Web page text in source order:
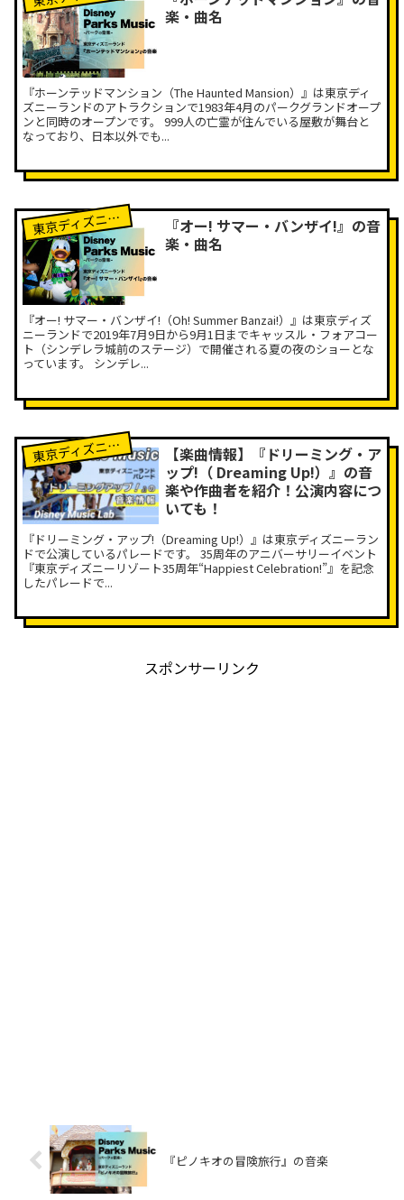
楽・曲名
『ホーンテッドマンション（The Haunted Mansion）』は東京ディ
ズニーランドのアトラクションで1983年4月のパークグランドオープ
ンと同時のオープンです。 999人の亡霊が住んでいる屋敷が舞台と
なっており、日本以外でも...
東京ディズニーランド
『オー! サマー・バンザイ!』の音
楽・曲名
『オー! サマー・バンザイ!（Oh! Summer Banzai!）』は東京ディズ
ニーランドで2019年7月9日から9月1日までキャッスル・フォアコー
ト（シンデレラ城前のステージ）で開催される夏の夜のショーとな
っています。 シンデレ...
東京ディズニーランド
【楽曲情報】『ドリーミング・ア
ップ!（ Dreaming Up!）』の音
楽や作曲者を紹介！公演内容につ
いても！
『ドリーミング・アップ!（Dreaming Up!）』は東京ディズニーラン
ドで公演しているパレードです。 35周年のアニバーサリーイベント
『東京ディズニーリゾート35周年“Happiest Celebration!”』を記念
したパレードで...
スポンサーリンク
『ピノキオの冒険旅行』の音楽